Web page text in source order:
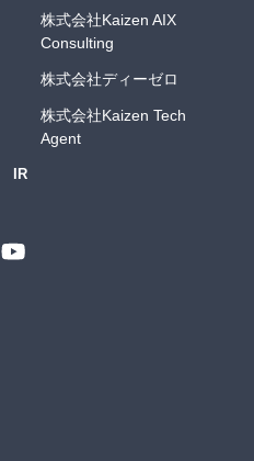
株式会社Kaizen AIX
Consulting
株式会社ディーゼロ
株式会社Kaizen Tech
Agent
IR